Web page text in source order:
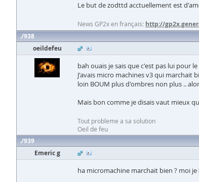
Le but de zodttd acctuellement est
News GP2x en français: http://
938
oeildefeu
bah ouais je sais que c'est pas lui pour
J'avais micro machines v3 qui marchait
loin BOUM plus d'ombres non plus ..
Mais bon comme je disais vaut mieux
Tout probleme a sa solution
Oeil de feu
939
Emeric g
ha micromachine marchait bien ? moi je